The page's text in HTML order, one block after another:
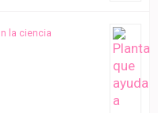
la ciencia